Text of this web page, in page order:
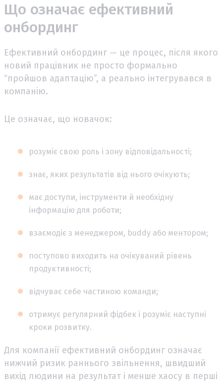
Що означає ефективний
онбординг
Ефективний онбординг — це процес, після якого
новий працівник не просто формально
“пройшов адаптацію”, а реально інтегрувався в
компанію.
Це означає, що новачок:
розуміє свою роль і зону відповідальності;
знає, яких результатів від нього очікують;
має доступи, інструменти й необхідну
інформацію для роботи;
взаємодіє з менеджером, buddy або ментором;
поступово виходить на очікуваний рівень
продуктивності;
відчуває себе частиною команди;
отримує регулярний фідбек і розуміє наступні
кроки розвитку.
Для компанії ефективний онбординг означає
нижчий ризик раннього звільнення, швидший
вихід людини на результат і менше хаосу в перші